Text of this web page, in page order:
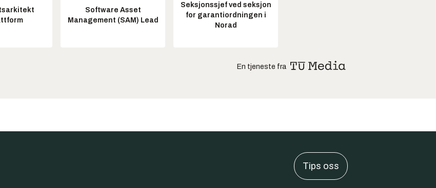
Software Asset
Management (SAM) Lead
Seksjonssjef ved seksjon
for garantiordningen i
Norad
En tjeneste fra
Tips oss